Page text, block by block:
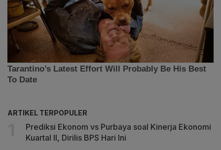
ARTIKEL TERPOPULER
Prediksi Ekonom vs Purbaya soal Kinerja Ekonomi
Kuartal II, Dirilis BPS Hari Ini